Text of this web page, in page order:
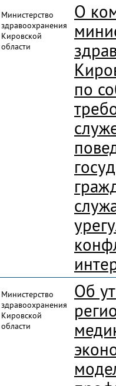
Министерство
здравоохранения
Кировской
области
О
по
Министерство
здравоохранения
Кировской
области
Об